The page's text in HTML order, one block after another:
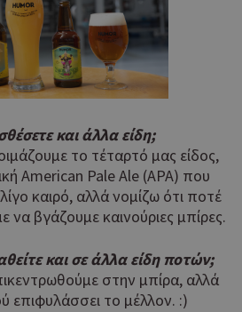
και άλλα είδη;
το τέταρτό μας είδος,
American Pale Ale (APA) που
καιρό, αλλά νομίζω ότι ποτέ
βγάζουμε καινούριες μπίρες.
και σε άλλα είδη ποτών;
στην μπίρα, αλλά
επιφυλάσσει το μέλλον. :)